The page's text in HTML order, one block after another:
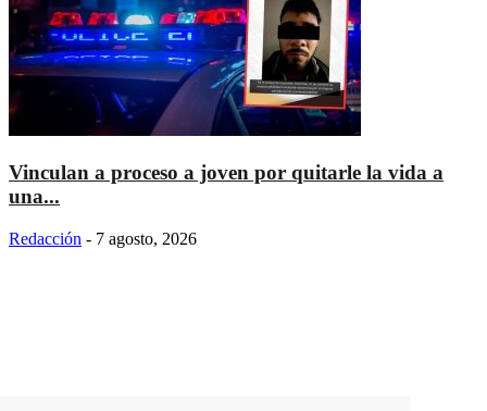
Vinculan a proceso a joven por quitarle la vida a
una...
Redacción - 7 agosto, 2026